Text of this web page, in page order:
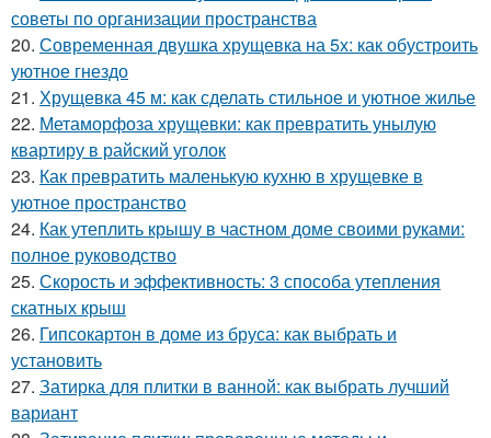
советы по организации пространства
20. Современная двушка хрущевка на 5х: как обустроить
уютное гнездо
21. Хрущевка 45 м: как сделать стильное и уютное жилье
22. Метаморфоза хрущевки: как превратить унылую
квартиру в райский уголок
23. Как превратить маленькую кухню в хрущевке в
уютное пространство
24. Как утеплить крышу в частном доме своими руками:
полное руководство
25. Скорость и эффективность: 3 способа утепления
скатных крыш
26. Гипсокартон в доме из бруса: как выбрать и
установить
27. Затирка для плитки в ванной: как выбрать лучший
вариант